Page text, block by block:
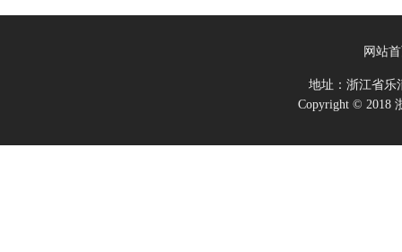
网站
地址：浙江省
Copyright © 2018